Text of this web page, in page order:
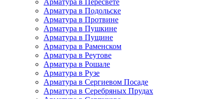
Арматура в Пересвете
Арматура в Подольске
Арматура в Протвине
Арматура в Пушкине
Арматура в Пущине
Арматура в Раменском
Арматура в Реутове
Арматура в Рошале
Арматура в Рузе
Арматура в Сергиевом Посаде
Арматура в Серебряных Прудах